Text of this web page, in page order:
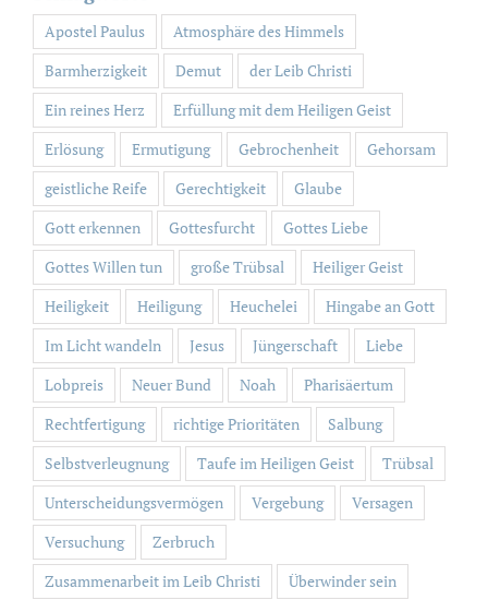
Apostel Paulus
Atmosphäre des Himmels
Barmherzigkeit
Demut
der Leib Christi
Ein reines Herz
Erfüllung mit dem Heiligen Geist
Erlösung
Ermutigung Gebrochenheit
Gehorsam
geistliche Reife
Gerechtigkeit
Glaube
Gott erkennen
Gottesfurcht
Gottes Liebe
Gottes Willen tun
große Trübsal
Heiliger Geist
Heiligkeit
Heiligung Heuchelei
Hingabe an Gott
Im Licht wandeln
Jesus Jüngerschaft
Liebe
Lobpreis
Neuer Bund Noah
Pharisäertum
Rechtfertigung
richtige Prioritäten
Salbung
Selbstverleugnung
Taufe im Heiligen Geist
Trübsal
Unterscheidungsvermögen
Vergebung
Versagen
Versuchung
Zerbruch
Zusammenarbeit im Leib Christi
Überwinder sein